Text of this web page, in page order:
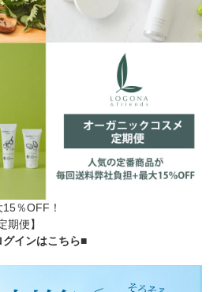
％OFF！
期便】
インはこちら■